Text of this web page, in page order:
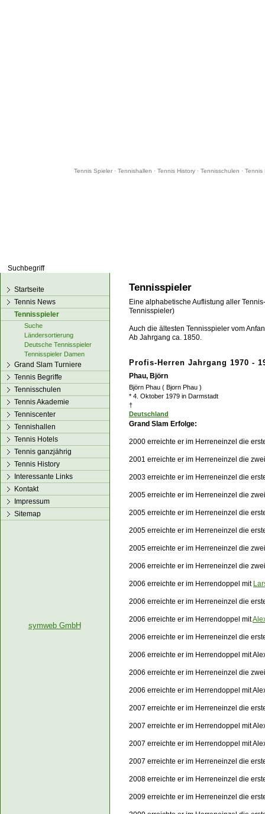
Tennis Spieler· Tennishallen · Tennis History· Tennisschulen · Tennis
Tennisspieler
Eine alphabetische Auflistung aller
Tennisspieler)
Auch die ältesten Tennisspieler vom
Ab Jahrgang ca. 1850.
Profis-Herren Jahrgang 1970 -
Phau, Björn
Björn Phau ( Bjorn Phau )
* 4. Oktober 1979 in Darmstadt
†
Deutschland
Grand Slam Erfolge:
2000 erreichte er im Herreneinzel die
2001 erreichte er im Herreneinzel die
2003 erreichte er im Herreneinzel die
2005 erreichte er im Herreneinzel die
2005 erreichte er im Herreneinzel die
2005 erreichte er im Herreneinzel die
2005 erreichte er im Herreneinzel die
2006 erreichte er im Herreneinzel die
2006 erreichte er im Herrendoppel mit
2006 erreichte er im Herreneinzel die
2006 erreichte er im Herrendoppel mit
2006 erreichte er im Herreneinzel die
2006 erreichte er im Herrendoppel mit
2006 erreichte er im Herreneinzel die
2006 erreichte er im Herrendoppel mit
2007 erreichte er im Herreneinzel die
2007 erreichte er im Herrendoppel mit
2007 erreichte er im Herrendoppel mit
2007 erreichte er im Herreneinzel die
2008 erreichte er im Herreneinzel die
2009 erreichte er im Herreneinzel die
Startseite
Tennis News
Tennisspieler
Suche
Ländersortierung
Deutsche Tennisspieler
Tennisspieler Damen
Grand Slam Turniere
Tennis Begriffe
Tennisschulen
Tennis Akademie
Tenniscenter
Tennishallen
Tennis Hotels
Tennis ganzjährig
Tennis History
Interessante Links
Kontakt
Impressum
Sitemap
symweb GmbH